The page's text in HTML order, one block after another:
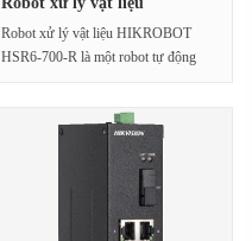
Robot xử lý vật liệu HIKROBOT
HSR6-700-R là một robot tự động